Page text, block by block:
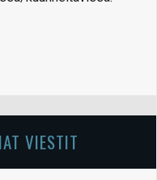
VIESTIT